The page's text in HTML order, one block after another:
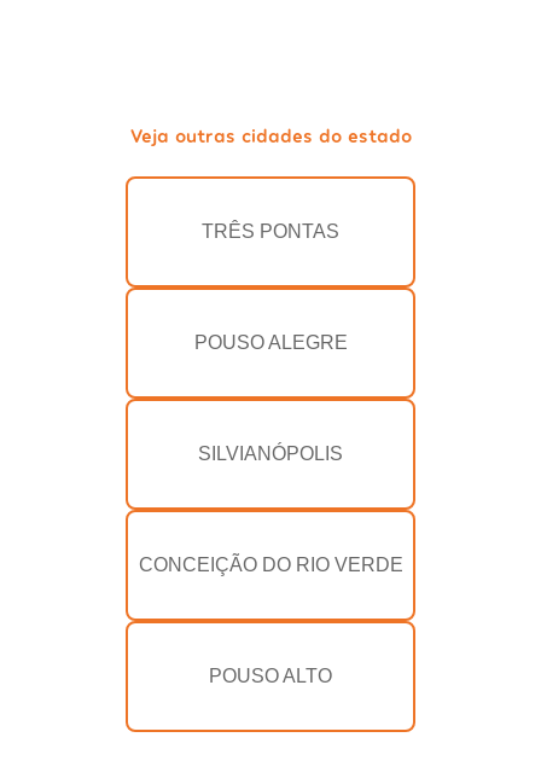
Veja outras cidades do estado
TRÊS PONTAS
POUSO ALEGRE
SILVIANÓPOLIS
CONCEIÇÃO DO RIO VERDE
POUSO ALTO